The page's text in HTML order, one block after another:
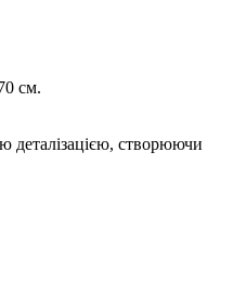
см.
деталізацією, створюючи